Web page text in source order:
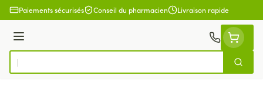
Aller au contenu
Paiements sécurisés Conseil du pharmacien Livraison rapide
Menu
Rechercher